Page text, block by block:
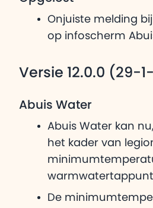
Onjuiste melding
op infoscherm
Versie 12.0.0 (29-
Abuis Water
Abuis Water kan
het kader van
De